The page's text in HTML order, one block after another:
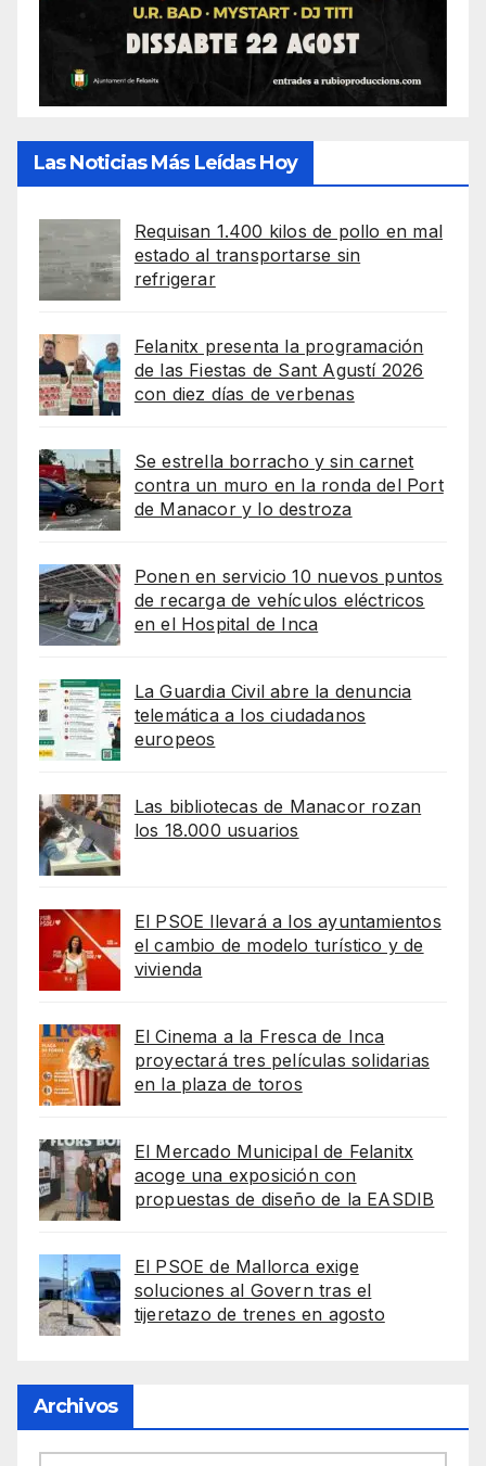
Las Noticias Más Leídas Hoy
Requisan 1.400 kilos de pollo en mal
estado al transportarse sin
refrigerar
Felanitx presenta la programación
de las Fiestas de Sant Agustí 2026
con diez días de verbenas
Se estrella borracho y sin carnet
contra un muro en la ronda del Port
de Manacor y lo destroza
Ponen en servicio 10 nuevos puntos
de recarga de vehículos eléctricos
en el Hospital de Inca
La Guardia Civil abre la denuncia
telemática a los ciudadanos
europeos
Las bibliotecas de Manacor rozan
los 18.000 usuarios
El PSOE llevará a los ayuntamientos
el cambio de modelo turístico y de
vivienda
El Cinema a la Fresca de Inca
proyectará tres películas solidarias
en la plaza de toros
El Mercado Municipal de Felanitx
acoge una exposición con
propuestas de diseño de la EASDIB
El PSOE de Mallorca exige
soluciones al Govern tras el
tijeretazo de trenes en agosto
Archivos